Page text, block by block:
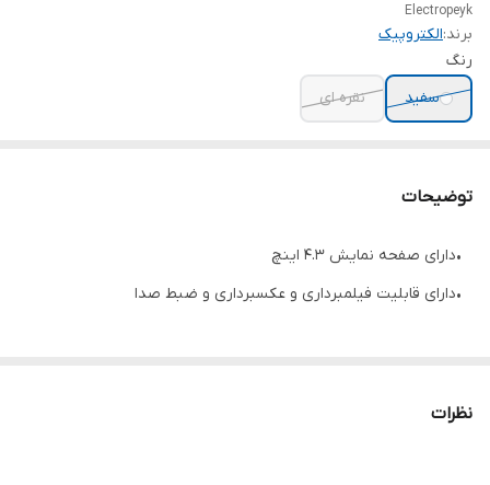
Electropeyk
برند:الکتروپیک
رنگ
سفید
نقره ای
توضیحات
•دارای صفحه نمایش 4.3 اینچ
•دارای قابلیت فیلمبرداری و عکسبرداری و ضبط صدا
نظرات